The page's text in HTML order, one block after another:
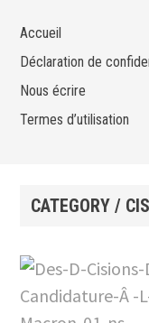
Accueil
Déclaration de
Nous écrire
Termes d’utilisation
CATEGORY /